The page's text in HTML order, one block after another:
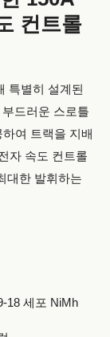
컨트롤
특별히 설계된
드러운 스로틀
여 트랙을 지배
자 속도 컨트롤
대한 발휘하는
18 세포 NiMh